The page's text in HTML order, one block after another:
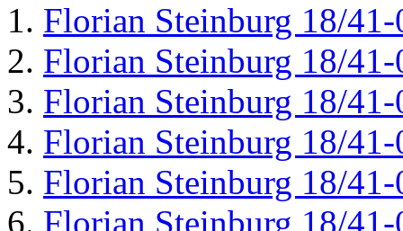
Florian Steinburg 18/41-
Florian Steinburg 18/41-
Florian Steinburg 18/41-
Florian Steinburg 18/41-
Florian Steinburg 18/41-
Florian Steinburg 18/41-